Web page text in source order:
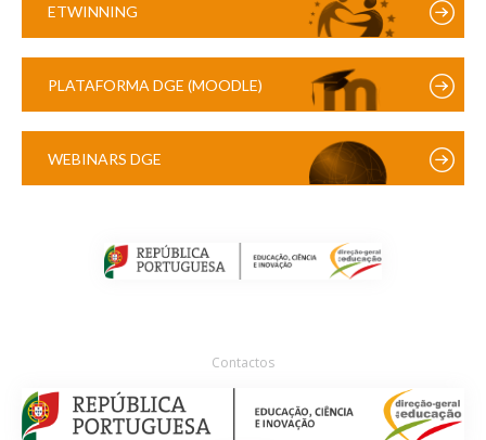
ETWINNING
PLATAFORMA DGE (MOODLE)
WEBINARS DGE
Contactos